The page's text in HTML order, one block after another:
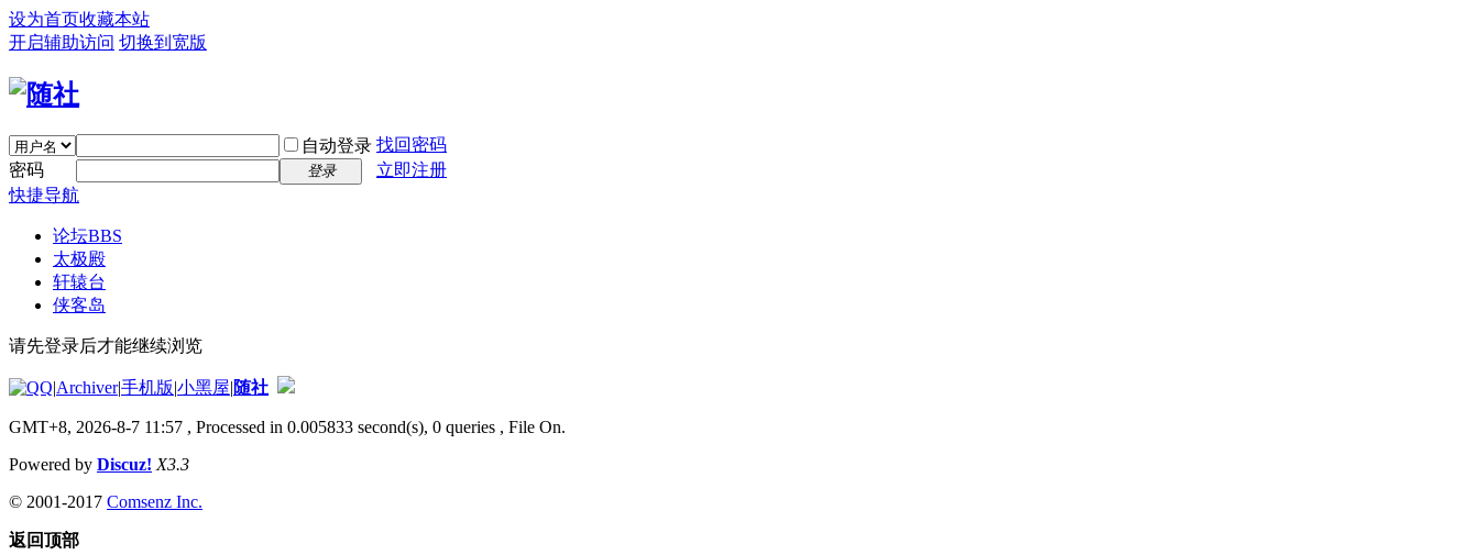
设为首页收藏本站
开启辅助访问 切换到宽版
自动登录 找回密码
密码
登录
立即注册
快捷导航
论坛BBS
太极殿
轩辕台
侠客岛
请先登录后才能继续浏览
|Archiver|手机版|小黑屋|随社
GMT+8, 2026-8-7 11:57 , Processed in 0.005833 second(s), 0 queries , File On.
Powered by Discuz! X3.3
© 2001-2017 Comsenz Inc.
返回顶部